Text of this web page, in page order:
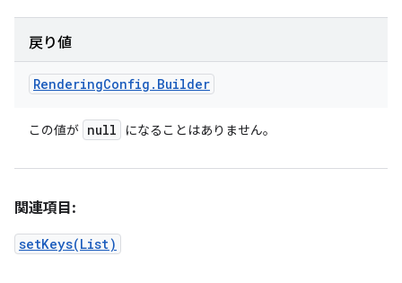
戻り値
RenderingConfig . Builder
この値が null になることはありません。
関連項目:
setKeys(List)